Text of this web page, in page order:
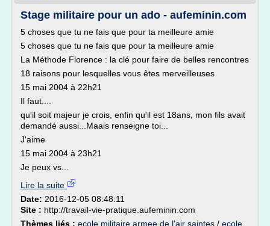
Stage militaire pour un ado - aufeminin.com
5 choses que tu ne fais que pour ta meilleure amie
5 choses que tu ne fais que pour ta meilleure amie
La Méthode Florence : la clé pour faire de belles rencontres
18 raisons pour lesquelles vous êtes merveilleuses
15 mai 2004 à 22h21
Il faut....
qu'il soit majeur je crois, enfin qu'il est 18ans, mon fils avait
demandé aussi...Maais renseigne toi...
J'aime
15 mai 2004 à 23h21
Je peux vs...
Lire la suite
Date: 2016-12-05 08:48:11
Site : http://travail-vie-pratique.aufeminin.com
Thèmes liés : ecole militaire armee de l'air saintes / ecole